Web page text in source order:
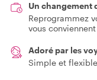
Un changement
Reprogrammez
vous
Adoré par les
Simple et